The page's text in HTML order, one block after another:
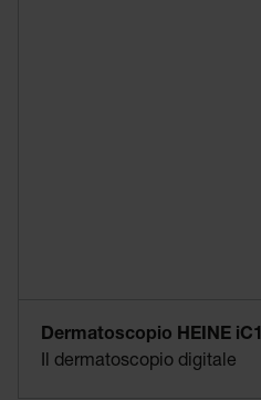
Dermatoscopio HEINE iC1
Il dermatoscopio digitale